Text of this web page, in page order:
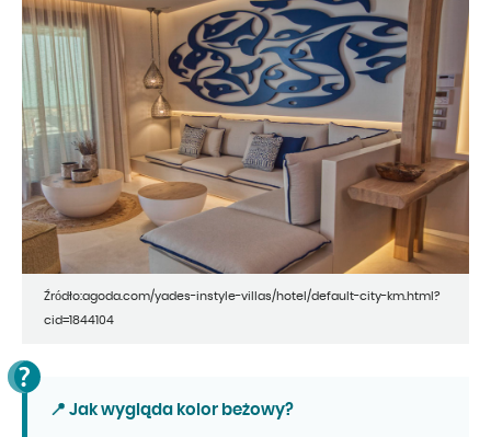
Źródło:agoda.com/yades-instyle-villas/hotel/default-city-km.html?
cid=1844104
📍 Jak wygląda kolor beżowy?